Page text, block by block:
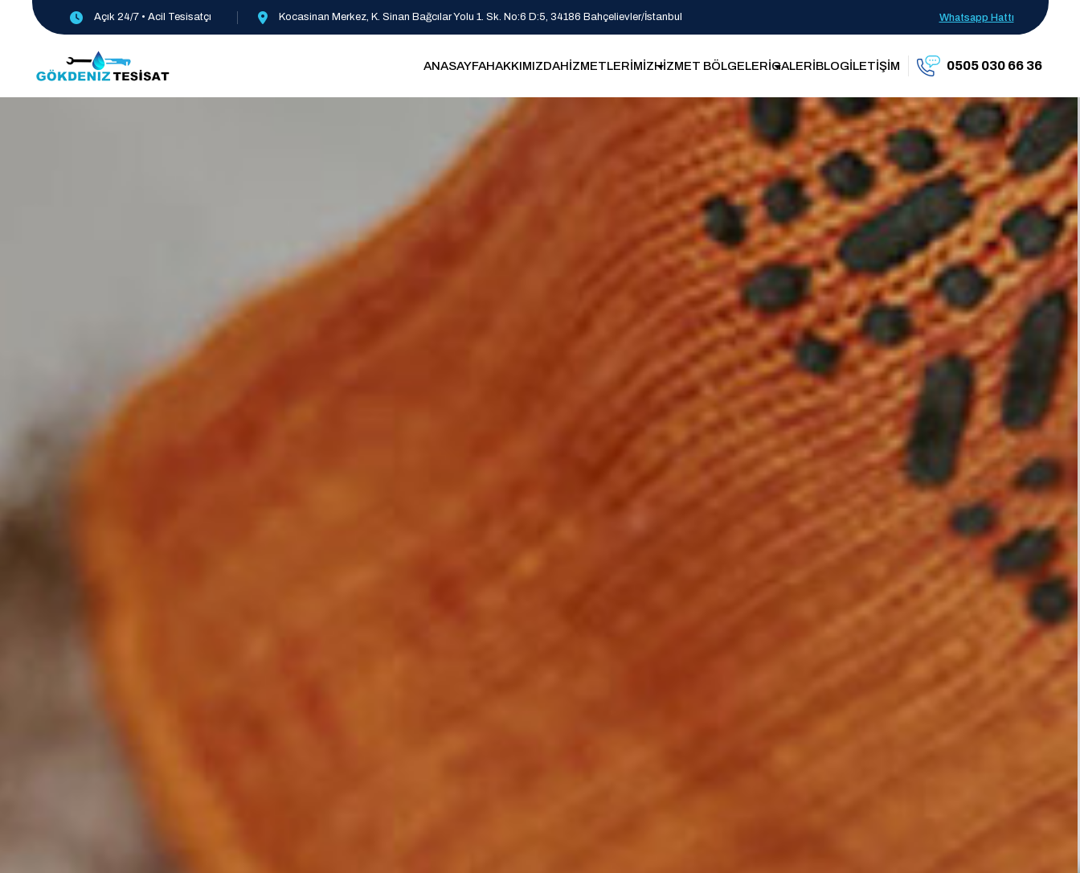
Açık 24/7 • Acil Tesisatçı Kocasinan Merkez, K. Sinan Bağcılar Yolu 1. Sk. No:6 D:5, 34186 Bahçelievler/İstanbul Whatsapp Hattı
ANASAYFAHAKKIMIZDAHİZMETLERİMİZHİZMET BÖLGELERİGALERİBLOGİLETİŞİM 0505 030 66 36